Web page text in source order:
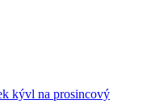
kývl na prosincový